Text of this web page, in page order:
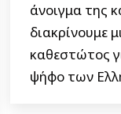
άνοιγμα της
διακρίνουμε
καθεστώτος
ψήφο των